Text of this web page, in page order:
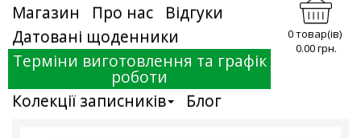
Магазин Про нас
Відгуки
Датовані щоденники
Терміни виготовлення та графік
роботи
Колекції записників
Блог
0 товар(ів)
0.00 грн.